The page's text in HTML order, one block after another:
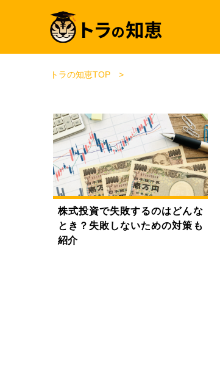
トラの知恵TOP
株式投資で失敗するのはどんな
とき？失敗しないための対策も
紹介